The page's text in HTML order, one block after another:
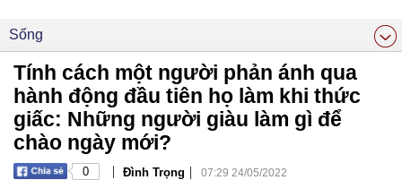
Sống
Tính cách một người phản ánh qua
hành động đầu tiên họ làm khi thức
giấc: Những người giàu làm gì để
chào ngày mới?
0 | Đình Trọng | 07:29 24/05/2022